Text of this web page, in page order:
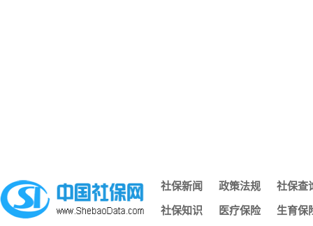
济南社保凭证,济南社保凭证怎么打印
深圳社保个人电脑号,深圳社保电脑号查询个人账户
社保新闻 政策法规 社保查
社保知识 医疗保险 生育保